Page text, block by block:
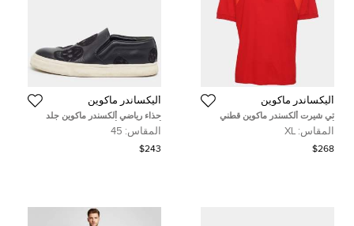
أليكساندر ماكوين
تي شيرت ألكسندر ماكوين قطني
أحمر مقاس كبير جدًا (XL)
المقاس: XL
$268
أليكساندر ماكوين
حذاء رياضي ألكسندر ماكوين جلد
أسود سليب أون مزين بالجماجم
مقاس 45
المقاس: 45
$243